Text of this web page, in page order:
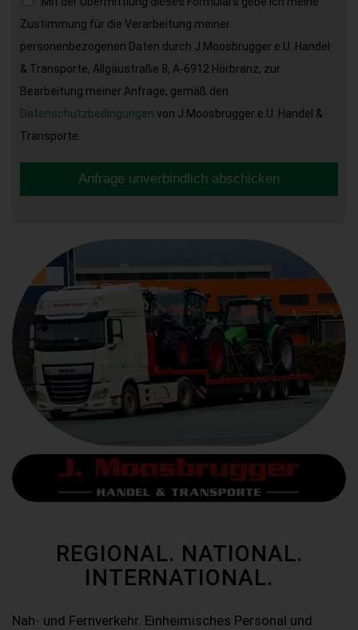
Zustimmung für die Verarbeitung meiner
personenbezogenen Daten durch J.Moosbrugger e.U. Handel
& Transporte, Allgäustraße 8, A-6912 Hörbranz, zur
Bearbeitung meiner Anfrage, gemäß den
Datenschutzbedingungen von J.Moosbrugger e.U. Handel &
Transporte.
Anfrage unverbindlich abschicken
REGIONAL. NATIONAL.
INTERNATIONAL.
Nah- und Fernverkehr. Einheimisches Personal und